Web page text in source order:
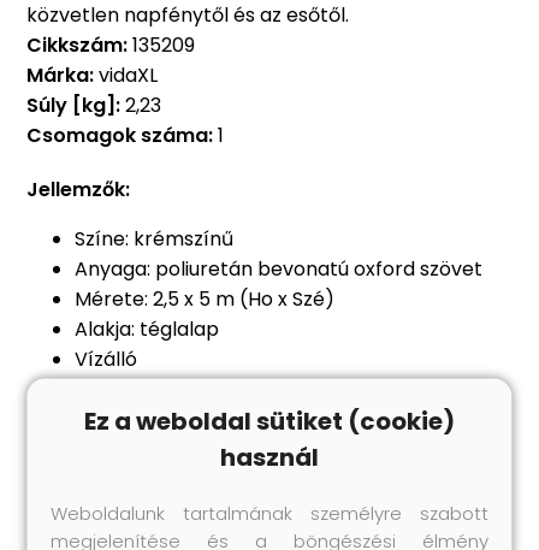
közvetlen napfénytől és az esőtől.
Cikkszám:135209
Márka:vidaXL
Súly [kg]:2,23
Csomagok száma:1
Jellemzők:
Színe: krémszínű
Anyaga: poliuretán bevonatú oxford szövet
Mérete: 2,5 x 5 m (Ho x Szé)
Alakja: téglalap
Vízálló
Rozsdamentes acél rögzítők minden sarkon
4 db 1,5 méteres polietilén zsinórral
Ez a weboldal sütiket (cookie)
használ
Weboldalunk tartalmának személyre szabott
megjelenítése és a böngészési élmény